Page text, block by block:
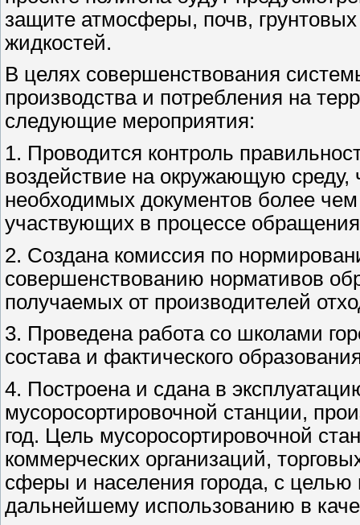
защите атмосферы, почв,
жидкостей.
В целях совершенствования
производства и потребления на
следующие мероприятия:
1. Проводится контроль
воздействие на окружающую среду,
необходимых документов более
участвующих в процессе
2. Создана комиссия по
совершенствованию нормативов
получаемых от производителей
3. Проведена работа со школами
состава и фактического
4. Построена и сдана в
мусоросортировочной станции,
год. Цель мусоросортировочной
коммерческих организаций,
сферы и населения города, с
дальнейшему использованию в